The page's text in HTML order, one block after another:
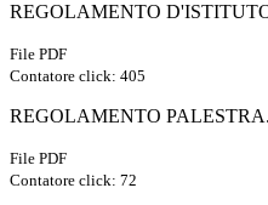
REGOLAMENTO
File PDF
Contatore click: 405
REGOLAMENTO
File PDF
Contatore click: 72